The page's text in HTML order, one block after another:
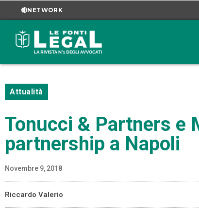
NETWORK
Attualità
Tonucci & Partners e
partnership a Napoli
Novembre 9, 2018
Riccardo Valerio